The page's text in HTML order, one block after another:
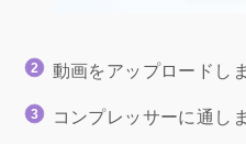
動画をアップロードしま
コンプレッサーに通し